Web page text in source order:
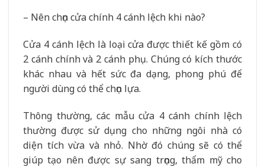
– Nên chọn cửa chính 4 cánh lệch khi nào?
Cửa 4 cánh lệch là loại cửa được thiết kế gồm có
2 cánh chính và 2 cánh phụ. Chúng có kích thước
khác nhau và hết sức đa dạng, phong phú để
người dùng có thể chọn lựa.
Thông thường, các mẫu cửa 4 cánh chính lệch
thường được sử dụng cho những ngôi nhà có
diện tích vừa và nhỏ. Nhờ đó chúng sẽ có thể
giúp tạo nên được sự sang trọng, thẩm mỹ cho